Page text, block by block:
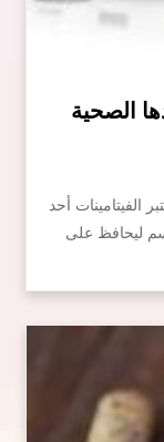
الصحية
الفيتامينات أحد
ليحافظ على